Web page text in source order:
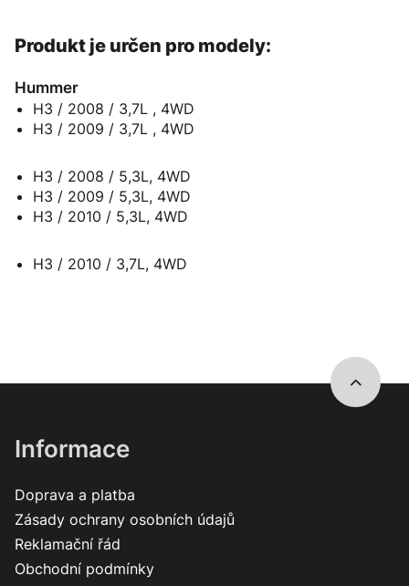
Produkt je určen pro modely:
Hummer
H3 / 2008 / 3,7L , 4WD
H3 / 2009 / 3,7L , 4WD
H3 / 2008 / 5,3L, 4WD
H3 / 2009 / 5,3L, 4WD
H3 / 2010 / 5,3L, 4WD
H3 / 2010 / 3,7L, 4WD
Informace
Doprava a platba
Zásady ochrany osobních údajů
Reklamační řád
Obchodní podmínky